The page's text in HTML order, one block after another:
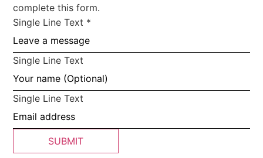
complete this form.
Single Line Text *
Single Line Text
Single Line Text
SUBMIT